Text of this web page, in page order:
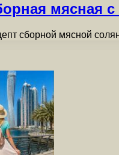
мясная
сборной мясной